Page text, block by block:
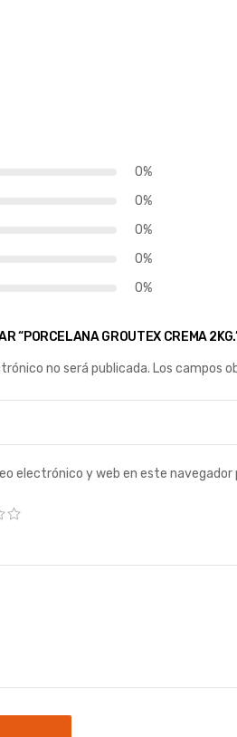
0%
0%
0%
0%
0%
“PORCELANA GROUTEX CREMA
no será publicada. Los campos
electrónico y web en este